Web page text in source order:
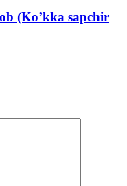
(Ko’kka sapchir